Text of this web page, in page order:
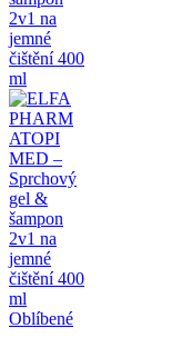
Oblíbené